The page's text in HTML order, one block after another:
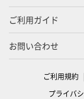
ご利用ガイド
お問い合わせ
ご利用規約
プライバ